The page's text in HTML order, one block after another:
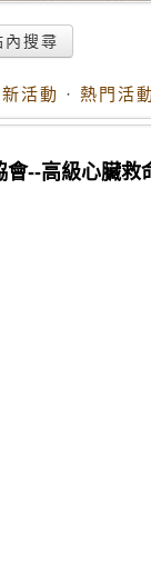
內搜尋
活動 · 熱門活動
會--高級心臟